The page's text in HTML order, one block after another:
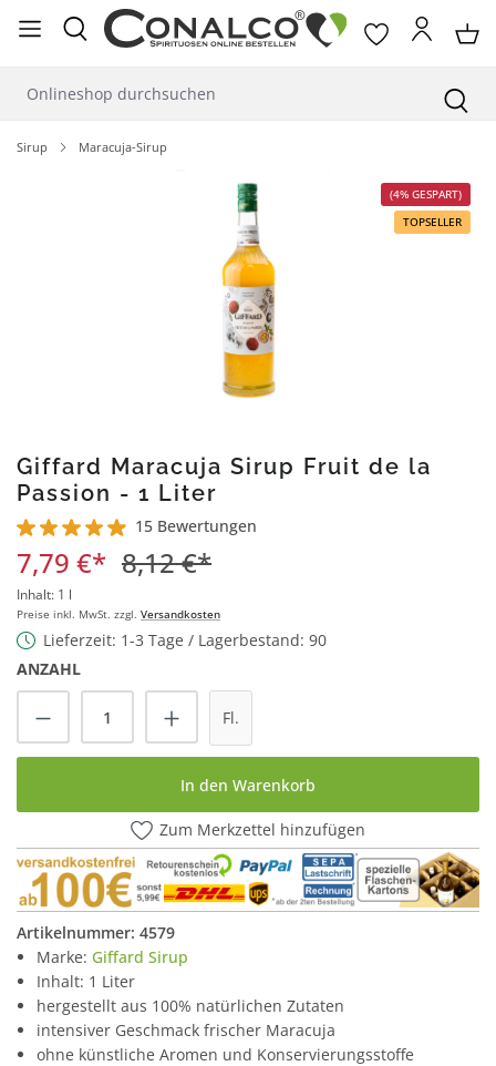
springen
Sirup Maracuja-Sirup
(4% GESPART)
TOPSELLER
Giffard Maracuja Sirup Fruit de la
Passion - 1 Liter
Durchschnittliche Bewertung von 4.9 von 5 Sternen
15 Bewertungen
7,79 €* 8,12 €*
Inhalt: 1 l
Preise inkl. MwSt. zzgl. Versandkosten
Lieferzeit: 1-3 Tage / Lagerbestand: 90
ANZAHL
Produkt Anzahl: Gib den gewünschten
Fl.
In den Warenkorb
Zum Merkzettel hinzufügen
Artikelnummer: 4579
Marke: Giffard Sirup
Inhalt: 1 Liter
hergestellt aus 100% natürlichen Zutaten
intensiver Geschmack frischer Maracuja
ohne künstliche Aromen und Konservierungsstoffe